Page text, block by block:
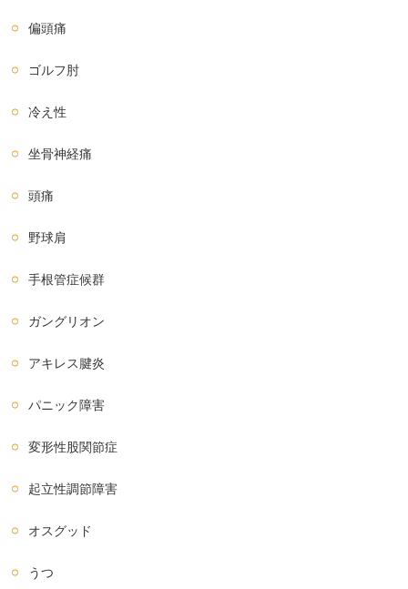
偏頭痛
ゴルフ肘
冷え性
坐骨神経痛
頭痛
野球肩
手根管症候群
ガングリオン
アキレス腱炎
パニック障害
変形性股関節症
起立性調節障害
オスグッド
うつ